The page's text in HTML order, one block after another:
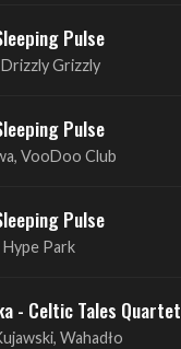
Pulse
Grizzly
Pulse
VooDoo Club
Pulse
Park
- Celtic Tales Quartet
Wahadło